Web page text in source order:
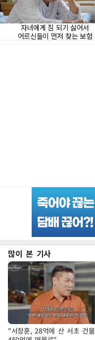
많이 본 기사
"서장훈, 28억에 산 서초 건물